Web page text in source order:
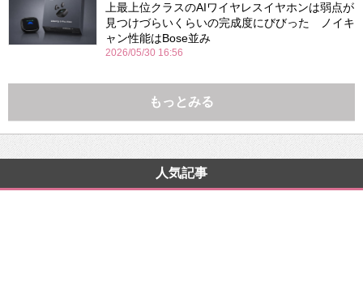
上最上位クラスのAIワイヤレスイヤホンは弱点が
見つけづらいくらいの完成度にびびった ノイキ
ャン性能はBose並み
2026/05/30 16:56
もっとみる
人気記事